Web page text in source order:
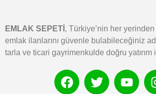
EMLAK SEPETİ , Türkiye’nin her yerinden
emlak ilanlarını güvenle bulabileceğiniz
tarla ve ticari gayrimenkulde doğru yatırım